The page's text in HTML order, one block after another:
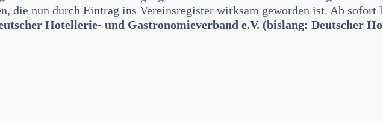
die nun durch Eintrag ins Vereinsregister wirksam geworden ist. Ab sofort
Hotellerie- und Gastronomieverband e.V. (bislang: Deutscher